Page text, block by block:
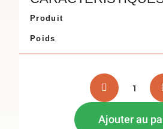
Produit
Poids
Ajouter au